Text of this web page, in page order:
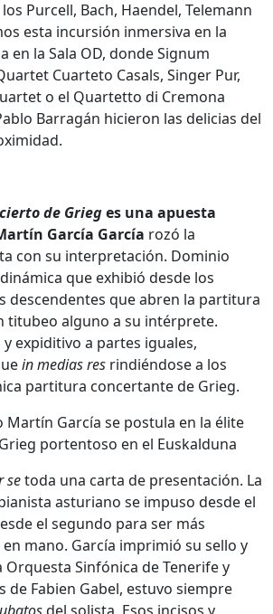
Purcell, Bach, Haendel, Telemann
esta incursión inmersiva en la
en la Sala OD, donde Signum
Cuarteto Casals, Singer Pur,
o el Quartetto di Cremona
Barragán hicieron las delicias del
de Grieges una apuesta
García García rozó la
con su interpretación. Dominio
que exhibió desde los
descendentes que abren la partitura
titubeo alguno a su intérprete.
expiditivo a partes iguales,
in medias res rindiéndose a los
partitura concertante de Grieg.
setoda una carta de presentación. La
asturiano se impuso desde el
el segundo para ser más
mano. García imprimió su sello y
Sinfónica de Tenerife y
de Fabien Gabel, estuvo siempre